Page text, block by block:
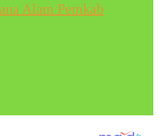
Alam Pemkab